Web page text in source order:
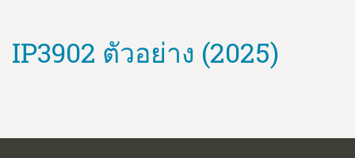
IP3902 ตัวอย่าง (2025)